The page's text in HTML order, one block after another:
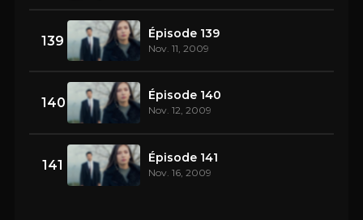
139 Épisode 139
Nov. 11, 2009
140 Épisode 140
Nov. 12, 2009
141 Épisode 141
Nov. 16, 2009